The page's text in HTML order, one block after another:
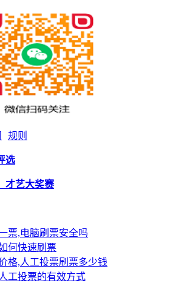
规则
选
才艺大奖赛
票,电脑刷票安全吗
何快速刷票
格,人工投票刷票多少钱
工投票的有效方式